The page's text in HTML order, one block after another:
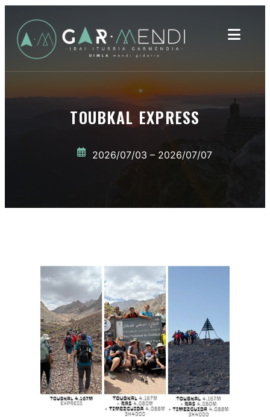
TOUBKAL EXPRESS
2026/07/03 – 2026/07/07